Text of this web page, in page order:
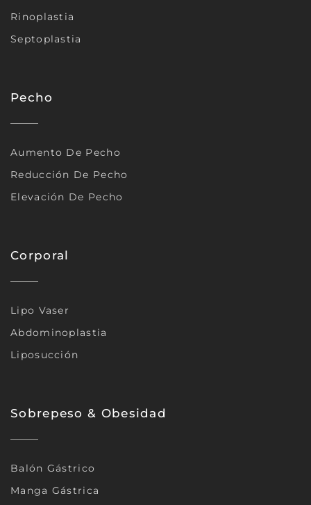
Rinoplastia
Septoplastia
Pecho
Aumento De Pecho
Reducción De Pecho
Elevación De Pecho
Corporal
Lipo Vaser
Abdominoplastia
Liposucción
Sobrepeso & Obesidad
Balón Gástrico
Manga Gástrica